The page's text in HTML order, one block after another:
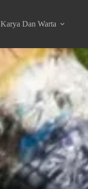
Karya Dan Warta